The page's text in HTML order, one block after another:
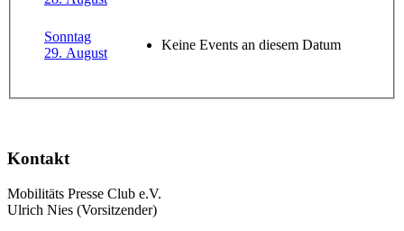
Sonntag
29. August
Keine Events an diesem Datum
Kontakt
Mobilitäts Presse Club e.V.
Ulrich Nies (Vorsitzender)